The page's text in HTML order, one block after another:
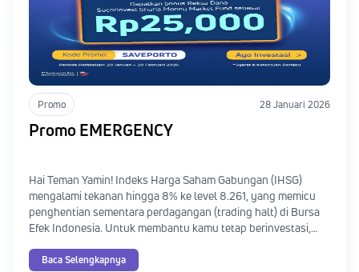
Promo 28 Januari 2026
Promo EMERGENCY
Hai Teman Yamin! Indeks Harga Saham Gabungan (IHSG)
mengalami tekanan hingga 8% ke level 8.261, yang memicu
penghentian sementara perdagangan (trading halt) di Bursa
Efek Indonesia. Untuk membantu kamu tetap berinvestasi,
Baca Selengkapnya